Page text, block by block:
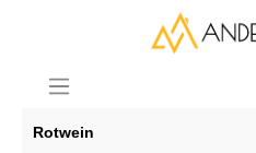
Rotwein